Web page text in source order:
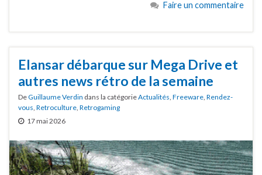
Faire un commentaire
Elansar débarque sur Mega Drive et
autres news rétro de la semaine
DeGuillaume Verdin dans la catégorieActualités Freeware Rendez-
vous Retroculture Retrogaming
17 mai 2026